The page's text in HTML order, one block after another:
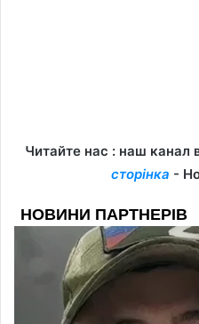
Читайте нас : наш канал
сторінка -